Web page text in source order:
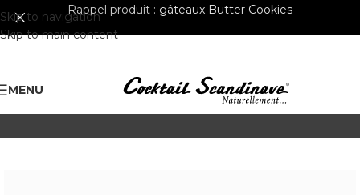
Skip to navigation
Skip to main content
Rappel produit : gâteaux Butter Cookies
MENU